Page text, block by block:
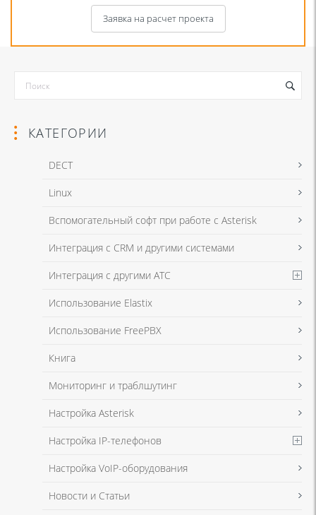
Я даю согласие на обработку моих персональных данных для связи
в соответствии с Политикой в отношении обработки персональных
Заявка на расчет проекта
Я даю согласие на обработку моих персональных данных для связи
в соответствии с Политикой в отношении обработки персональных
КАТЕГОРИИ
DECT
Linux
Вспомогательный софт при работе с Asterisk
Интеграция с CRM и другими системами
Интеграция с другими АТС
Использование Elastix
Использование FreePBX
Книга
Мониторинг и траблшутинг
Настройка Asterisk
Настройка IP-телефонов
Настройка VoIP-оборудования
Новости и Статьи